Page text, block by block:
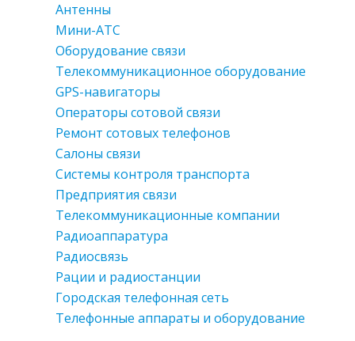
Антенны
Мини-АТС
Оборудование связи
Телекоммуникационное оборудование
GPS-навигаторы
Операторы сотовой связи
Ремонт сотовых телефонов
Салоны связи
Системы контроля транспорта
Предприятия связи
Телекоммуникационные компании
Радиоаппаратура
Радиосвязь
Рации и радиостанции
Городская телефонная сеть
Телефонные аппараты и оборудование